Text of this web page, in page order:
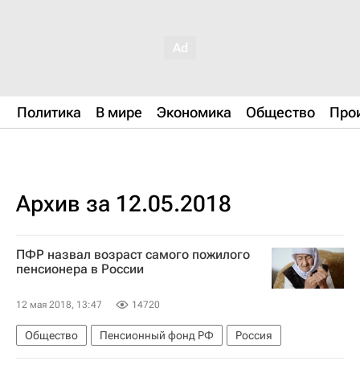
Политика В мире Экономика Общество
Архив за 12.05.2018
ПФР назвал возраст самого пожилого
пенсионера в России‍
12 мая 2018, 13:47 14720
Общество Пенсионный фонд РФ Россия